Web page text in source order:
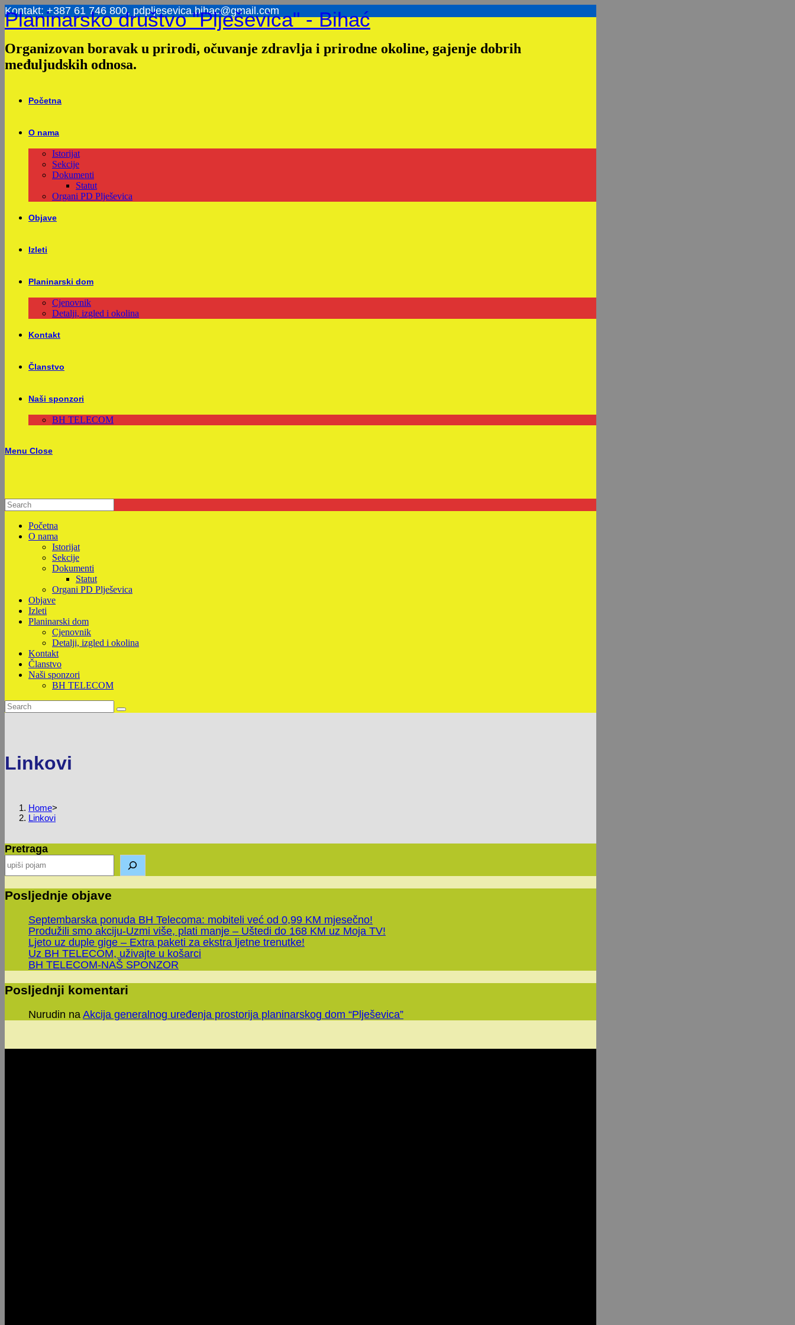
Skip
to
content
Kontakt: +387 61 746 800, pdpljesevica.bihac@gmail.com
Planinarsko društvo "Plješevica" - Bihać
Organizovan boravak u prirodi, očuvanje zdravlja i prirodne okoline, gajenje dobrih
međuljudskih odnosa.
Početna
O nama
Istorijat
Sekcije
Dokumenti
Statut
Organi PD Plješevica
Objave
Izleti
Planinarski dom
Cjenovnik
Detalji, izgled i okolina
Kontakt
Članstvo
Naši sponzori
BH TELECOM
Menu Close
Početna
O nama
Istorijat
Sekcije
Dokumenti
Statut
Organi PD Plješevica
Objave
Izleti
Planinarski dom
Cjenovnik
Detalji, izgled i okolina
Kontakt
Članstvo
Naši sponzori
BH TELECOM
Linkovi
Home>
Linkovi
Pretraga
Posljednje objave
Septembarska ponuda BH Telecoma: mobiteli već od 0,99 KM mjesečno!
Produžili smo akciju-Uzmi više, plati manje – Uštedi do 168 KM uz Moja TV!
Ljeto uz duple gige – Extra paketi za ekstra ljetne trenutke!
Uz BH TELECOM, uživajte u košarci
BH TELECOM-NAŠ SPONZOR
Posljednji komentari
Nurudin na Akcija generalnog uređenja prostorija planinarskog dom “Plješevica”